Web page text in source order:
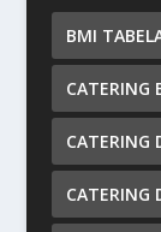
BMI
CATERING
CATERING
CATERING